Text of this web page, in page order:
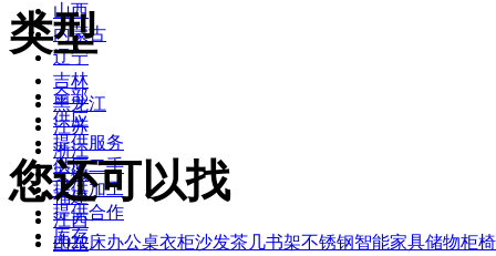
山西
内蒙古
辽宁
吉林
黑龙江
江苏
浙江
安徽
福建
江西
山东
类型
全部
供应
提供服务
供应二手
提供加工
提供合作
库存
您还可以找
2022床办公桌衣柜沙发茶几书架不锈钢智能家具储物柜